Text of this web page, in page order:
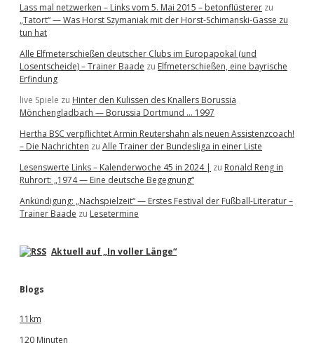
Lass mal netzwerken – Links vom 5. Mai 2015 – betonflüsterer zu
„Tatort“ — Was Horst Szymaniak mit der Horst-Schimanski-Gasse zu
tun hat
Alle Elfmeterschießen deutscher Clubs im Europapokal (und
Losentscheide) – Trainer Baade zu Elfmeterschießen, eine bayrische
Erfindung
live Spiele zu Hinter den Kulissen des Knallers Borussia
Mönchengladbach — Borussia Dortmund … 1997
Hertha BSC verpflichtet Armin Reutershahn als neuen Assistenzcoach!
– Die Nachrichten zu Alle Trainer der Bundesliga in einer Liste
Lesenswerte Links – Kalenderwoche 45 in 2024 | zu Ronald Reng in
Ruhrort: „1974 — Eine deutsche Begegnung“
Ankündigung: „Nachspielzeit“ — Erstes Festival der Fußball-Literatur –
Trainer Baade zu Lesetermine
Aktuell auf „In voller Länge“
Blogs
11km
120 Minuten